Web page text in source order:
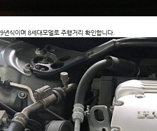
년식이며 8세대모델로 주행거리 확인합니다.